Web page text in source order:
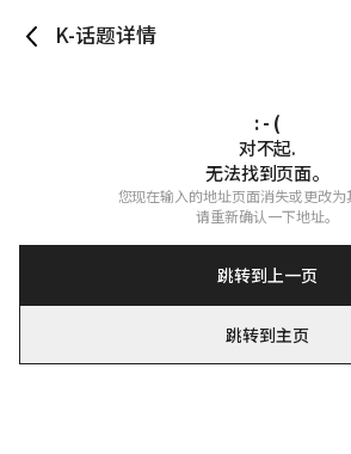
K-话题详情
: - (
对不起.
无法找到页面。
您现在输入的地址页面消失或更改为
请重新确认一下地址。
跳转到上一页
跳转到主页